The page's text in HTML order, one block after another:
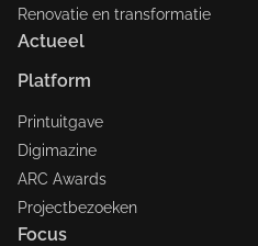
Renovatie en transformatie
Actueel
Platform
Printuitgave
Digimazine
ARC Awards
Projectbezoeken
Focus